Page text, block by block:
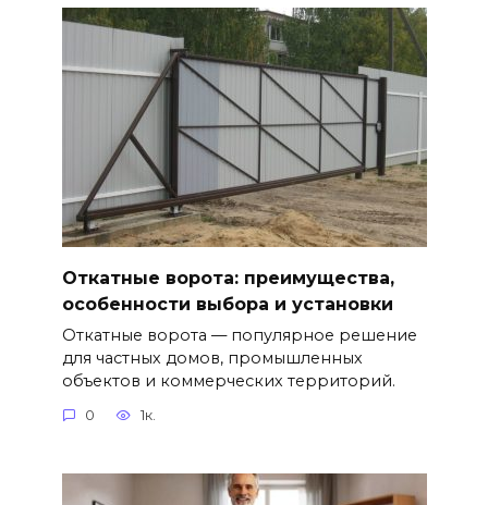
Откатные ворота: преимущества,
особенности выбора и установки
Откатные ворота — популярное решение
для частных домов, промышленных
объектов и коммерческих территорий.
0 1к.